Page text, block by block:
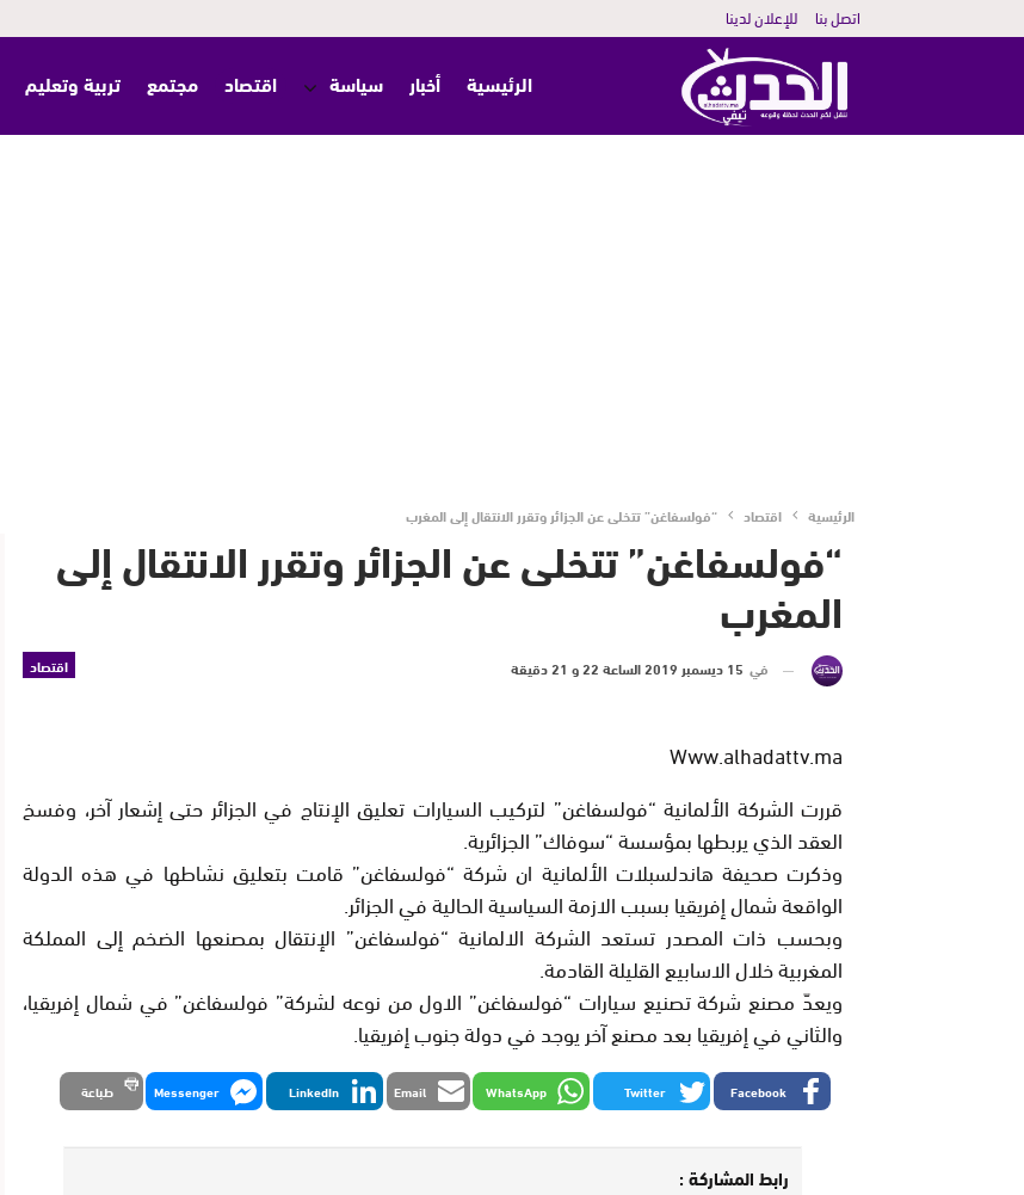
اتصل بنا للإعلان لدينا
الرئيسية أخبار سياسة اقتصاد مجتمع تربية وتعليم
الرئيسية اقتصاد “فولسفاغن” تتخلى عن الجزائر وتقرر الانتقال إلى المغرب
“فولسفاغن” تتخلى عن الجزائر وتقرر الانتقال إلى
المغرب
اقتصاد في 15 ديسمبر 2019 الساعة 22 و 21 دقيقة
Www.alhadattv.ma
قررت الشركة الألمانية “فولسفاغن” لتركيب السيارات تعليق الإنتاج في الجزائر حتى إشعار آخر، وفسخ
العقد الذي يربطها بمؤسسة “سوفاك” الجزائرية.
وذكرت صحيفة هاندلسبلات الألمانية ان شركة “فولسفاغن” قامت بتعليق نشاطها في هذه الدولة
الواقعة شمال إفريقيا بسبب الازمة السياسية الحالية في الجزائر.
وبحسب ذات المصدر تستعد الشركة الالمانية “فولسفاغن” الإنتقال بمصنعها الضخم إلى المملكة
المغربية خلال الاسابيع القليلة القادمة.
ويعدّ مصنع شركة تصنيع سيارات “فولسفاغن” الاول من نوعه لشركة” فولسفاغن” في شمال إفريقيا،
والثاني في إفريقيا بعد مصنع آخر يوجد في دولة جنوب إفريقيا.
Facebook
Twitter
WhatsApp
Email
LinkedIn
Messenger طباعة
رابط المشاركة :